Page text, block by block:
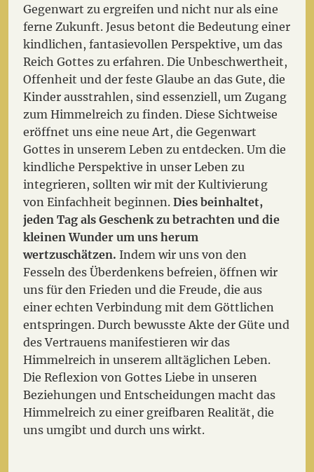
Gegenwart zu ergreifen und nicht nur als eine
ferne Zukunft. Jesus betont die Bedeutung einer
kindlichen, fantasievollen Perspektive, um das
Reich Gottes zu erfahren. Die Unbeschwertheit,
Offenheit und der feste Glaube an das Gute, die
Kinder ausstrahlen, sind essenziell, um Zugang
zum Himmelreich zu finden. Diese Sichtweise
eröffnet uns eine neue Art, die Gegenwart
Gottes in unserem Leben zu entdecken. Um die
kindliche Perspektive in unser Leben zu
integrieren, sollten wir mit der Kultivierung
von Einfachheit beginnen.Dies beinhaltet,
jeden Tag als Geschenk zu betrachten und die
kleinen Wunder um uns herum
wertzuschätzen. Indem wir uns von den
Fesseln des Überdenkens befreien, öffnen wir
uns für den Frieden und die Freude, die aus
einer echten Verbindung mit dem Göttlichen
entspringen. Durch bewusste Akte der Güte und
des Vertrauens manifestieren wir das
Himmelreich in unserem alltäglichen Leben.
Die Reflexion von Gottes Liebe in unseren
Beziehungen und Entscheidungen macht das
Himmelreich zu einer greifbaren Realität, die
uns umgibt und durch uns wirkt.